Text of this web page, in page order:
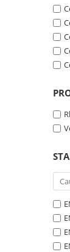
Indispensabili
Jachete /
Pantaloni de
Pantaloni de
Veste de lucru
Impermeabila
Costume de
Jachete /
Pantaloni
Pelerine de
Veste de lucru
Industria